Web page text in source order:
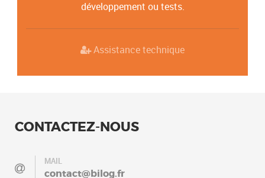
développement ou tests.
Assistance technique
CONTACTEZ-NOUS
MAIL
contact@bilog.fr